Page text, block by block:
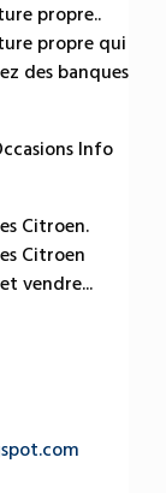
propre..
propre qui
des banques
Info
Citroen.
Citroen
vendre...